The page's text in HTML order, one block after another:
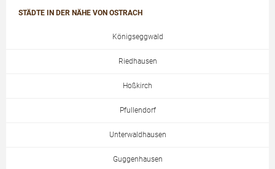
STÄDTE IN DER NÄHE VON OSTRACH
Königseggwald
Riedhausen
Hoßkirch
Pfullendorf
Unterwaldhausen
Guggenhausen